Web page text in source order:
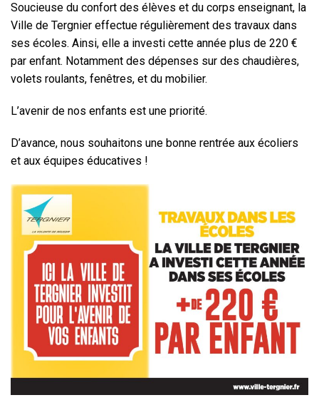
Soucieuse du confort des élèves et du corps enseignant, la
Ville de Tergnier effectue régulièrement des travaux dans
ses écoles. Ainsi, elle a investi cette année plus de 220 €
par enfant. Notamment des dépenses sur des chaudières,
volets roulants, fenêtres, et du mobilier.
L’avenir de nos enfants est une priorité.
D’avance, nous souhaitons une bonne rentrée aux écoliers
et aux équipes éducatives !